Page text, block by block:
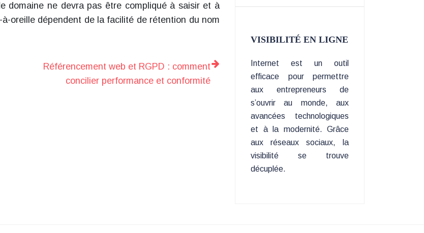
domaine ne devra pas être compliqué à saisir et à
oreille dépendent de la facilité de rétention du nom
Référencement web et RGPD : comment
concilier performance et conformité
VISIBILITÉ EN LIGNE
Internet est un outil
efficace pour permettre
aux entrepreneurs de
s’ouvrir au monde, aux
avancées technologiques
et à la modernité. Grâce
aux réseaux sociaux, la
visibilité se trouve
décuplée.